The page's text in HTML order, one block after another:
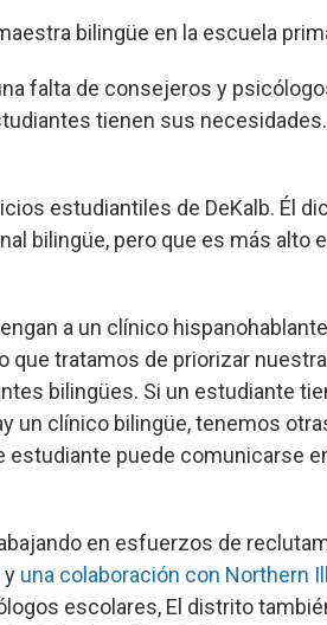
bilingüe en la escuela
falta de consejeros y
tienen sus
estudiantiles de DeKalb. Él
bilingüe, pero que es más alto
a un clínico
que tratamos de priorizar
bilingües. Si un estudiante
un clínico bilingüe, tenemos
estudiante puede comunicarse
en esfuerzos de
y una colaboración con Northern
escolares, El distrito